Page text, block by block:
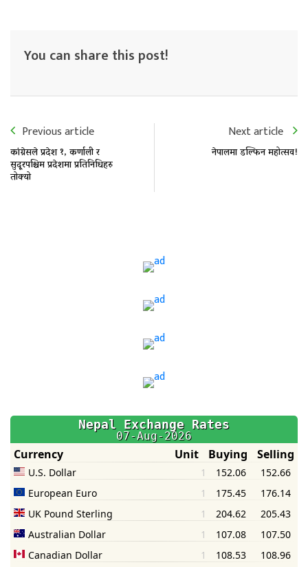
You can share this post!
Previous article
कांग्रेसले प्रदेश १, कर्णाली र
सुदूरपश्चिम प्रदेशमा प्रतिनिधिहरु
तोक्यो
Next article
नेपालमा डल्फिन महोत्सव!